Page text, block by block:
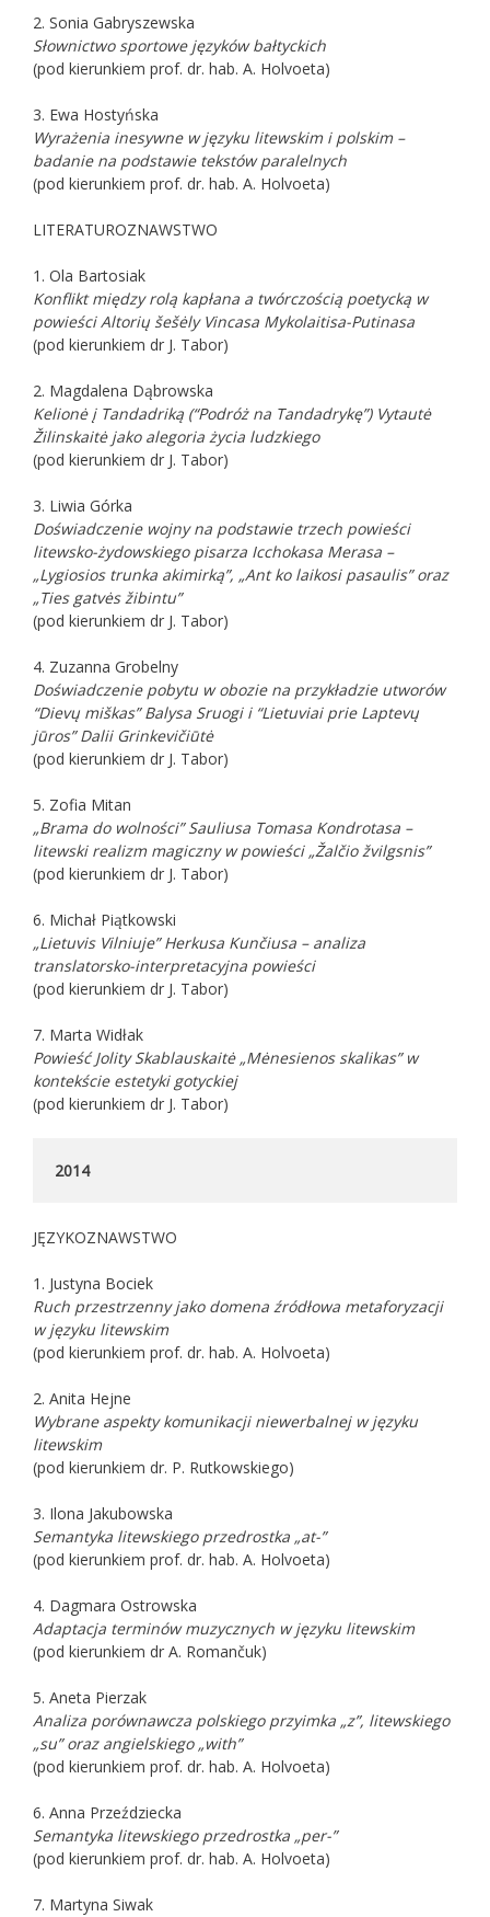
2. Sonia Gabryszewska
Słownictwo sportowe języków bałtyckich
(pod kierunkiem prof. dr. hab. A. Holvoeta)
3. Ewa Hostyńska
Wyrażenia inesywne w języku litewskim i polskim –
badanie na podstawie tekstów paralelnych
(pod kierunkiem prof. dr. hab. A. Holvoeta)
LITERATUROZNAWSTWO
1. Ola Bartosiak
Konflikt między rolą kapłana a twórczością poetycką w
powieści Altorių šešėly Vincasa Mykolaitisa-Putinasa
(pod kierunkiem dr J. Tabor)
2. Magdalena Dąbrowska
Kelionė į Tandadriką (“Podróż na Tandadrykę”) Vytautė
Žilinskaitė jako alegoria życia ludzkiego
(pod kierunkiem dr J. Tabor)
3. Liwia Górka
Doświadczenie wojny na podstawie trzech powieści
litewsko-żydowskiego pisarza Icchokasa Merasa –
„Lygiosios trunka akimirką”, „Ant ko laikosi pasaulis” oraz
„Ties gatvės žibintu”
(pod kierunkiem dr J. Tabor)
4. Zuzanna Grobelny
Doświadczenie pobytu w obozie na przykładzie utworów
“Dievų miškas” Balysa Sruogi i “Lietuviai prie Laptevų
jūros” Dalii Grinkevičiūtė
(pod kierunkiem dr J. Tabor)
5. Zofia Mitan
„Brama do wolności” Sauliusa Tomasa Kondrotasa –
litewski realizm magiczny w powieści „Žalčio žvilgsnis”
(pod kierunkiem dr J. Tabor)
6. Michał Piątkowski
„Lietuvis Vilniuje” Herkusa Kunčiusa – analiza
translatorsko-interpretacyjna powieści
(pod kierunkiem dr J. Tabor)
7. Marta Widłak
Powieść Jolity Skablauskaitė „Mėnesienos skalikas” w
kontekście estetyki gotyckiej
(pod kierunkiem dr J. Tabor)
2014
JĘZYKOZNAWSTWO
1. Justyna Bociek
Ruch przestrzenny jako domena źródłowa metaforyzacji
w języku litewskim
(pod kierunkiem prof. dr. hab. A. Holvoeta)
2. Anita Hejne
Wybrane aspekty komunikacji niewerbalnej w języku
litewskim
(pod kierunkiem dr. P. Rutkowskiego)
3. Ilona Jakubowska
Semantyka litewskiego przedrostka „at-”
(pod kierunkiem prof. dr. hab. A. Holvoeta)
4. Dagmara Ostrowska
Adaptacja terminów muzycznych w języku litewskim
(pod kierunkiem dr A. Romančuk)
5. Aneta Pierzak
Analiza porównawcza polskiego przyimka „z”, litewskiego
„su” oraz angielskiego „with”
(pod kierunkiem prof. dr. hab. A. Holvoeta)
6. Anna Przeździecka
Semantyka litewskiego przedrostka „per-”
(pod kierunkiem prof. dr. hab. A. Holvoeta)
7. Martyna Siwak